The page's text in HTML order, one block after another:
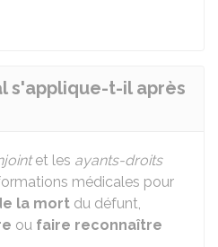
s'applique-t-il après
et les ayants-droits
médicales pour
la mort du défunt,
ou faire reconnaître